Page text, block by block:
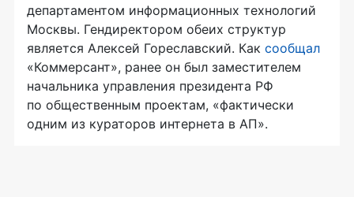
департаментом информационных технологий
Москвы. Гендиректором обеих структур
является Алексей Гореславский. Как сообщал
«Коммерсант», ранее он был заместителем
начальника управления президента РФ
по общественным проектам, «фактически
одним из кураторов интернета в АП».